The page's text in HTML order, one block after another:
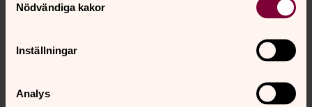
Nödvändiga kakor
Inställningar
Analys
Vi kan komma att diarieföra handlingar som inkommer
till eller upprättas hos oss. Dina personuppgifter kan
därmed även komma att lämnas ut i enlighet med den
lagen om Svenska kyrkan.